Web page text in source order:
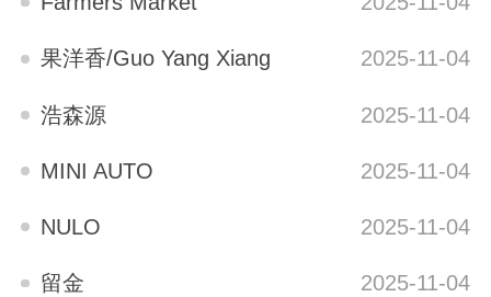
果洋香/Guo Yang Xiang 2025-11-04
浩森源 2025-11-04
MINI AUTO 2025-11-04
NULO 2025-11-04
留金 2025-11-04